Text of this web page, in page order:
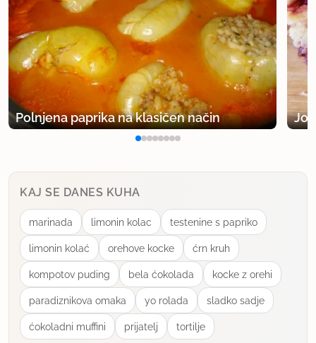
Polnjena paprika na klasičen način
KAJ SE DANES KUHA
marinada limonin kolac testenine s papriko
limonin kolać orehove kocke ćrn kruh
kompotov puding bela ćokolada kocke z orehi
paradiznikova omaka yo rolada sladko sadje
ćokoladni muffini prijatelj tortilje